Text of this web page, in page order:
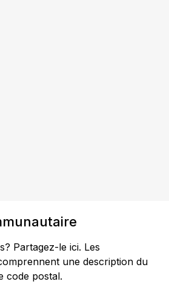
Partagez-le ici. Les
une description du
code postal.